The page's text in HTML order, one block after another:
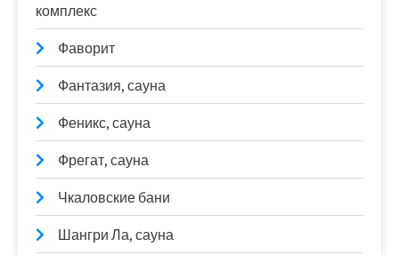
комплекс
Фаворит
Фантазия, сауна
Феникс, сауна
Фрегат, сауна
Чкаловские бани
Шангри Ла, сауна